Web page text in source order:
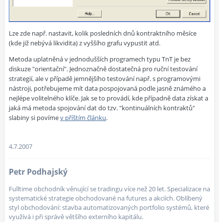
Lze zde např. nastavit, kolik posledních dnů kontraktního měsíce
(kde již nebývá likvidita) z vyššího grafu vypustit atd.
Metoda uplatněná v jednodušších programech typu TnT je bez
diskuze "orientační". Jednoznačně dostatečná pro ruční testování
strategií, ale v případě jemnějšího testování např. s programovými
nástroji, potřebujeme mít data pospojovaná podle jasně známého a
nejlépe volitelného klíče. Jak se to provádí, kde případně data získat a
jaká má metoda spojování dat do tzv. "kontinuálních kontraktů"
slabiny si povímev příštím článku.
4.7.2007
Petr Podhajský
Fulltime obchodník věnující se tradingu více než 20 let. Specializace na
systematické strategie obchodované na futures a akciích. Oblíbený
styl obchodování: stavba automatizovaných portfolio systémů, které
využívá i při správě většího externího kapitálu.